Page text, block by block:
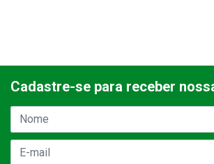
Cadastre-se para receber